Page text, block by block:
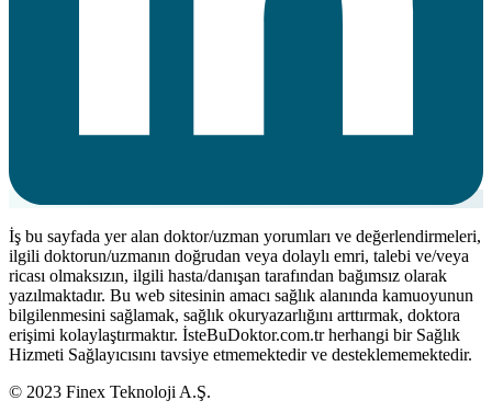
İş bu sayfada yer alan doktor/uzman yorumları ve değerlendirmeleri,
ilgili doktorun/uzmanın doğrudan veya dolaylı emri, talebi ve/veya
ricası olmaksızın, ilgili hasta/danışan tarafından bağımsız olarak
yazılmaktadır. Bu web sitesinin amacı sağlık alanında kamuoyunun
bilgilenmesini sağlamak, sağlık okuryazarlığını arttırmak, doktora
erişimi kolaylaştırmaktır. İsteBuDoktor.com.tr herhangi bir Sağlık
Hizmeti Sağlayıcısını tavsiye etmemektedir ve desteklememektedir.
© 2023 Finex Teknoloji A.Ş.